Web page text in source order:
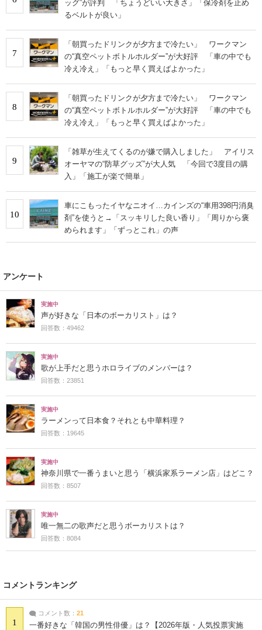
ッグ”が評判 「ちょうどいい大きさ」「保冷剤を止め
るベルトが良い」
7
「朝買ったドリンクが夕方まで冷たい」 ワークマン
の“真空ペットボトルホルダー”が大好評 「車の中でも
冷え冷え」「もっと早く買えばよかった」
8
「朝買ったドリンクが夕方まで冷たい」 ワークマン
の“真空ペットボトルホルダー”が大好評 「車の中でも
冷え冷え」「もっと早く買えばよかった」
9
「雑草が生えてくるのが嫌で購入しました」 アイリス
オーヤマの“防草グッズ”が大人気 「今回で3度目の購
入」「施工が楽で簡単」
10
車にこもったイヤなニオイ…カインズの“車用398円消臭
剤”を使うと→「スッキリした良い香り」「周りから褒
められます」「ずっとこれ」の声
アンケート
実施中
声が好きな「日本のボーカリスト」は？
回答数：49462
実施中
歌が上手だと思うホロライブのメンバーは？
回答数：23851
実施中
ラーメンって日本食？それとも中華料理？
回答数：19645
実施中
神奈川県で一番うまいと思う「横浜家系ラーメン店」はどこ？
回答数：8507
実施中
唯一無二の歌声だと思うボーカリストは？
回答数：8084
コメントランキング
1
コメント数： 21
一番好きな「韓国の男性俳優」は？【2026年版・人気投票実施